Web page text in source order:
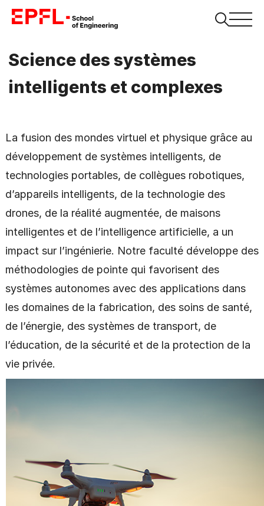
Science des systèmes
intelligents et complexes
La fusion des mondes virtuel et physique grâce au
développement de systèmes intelligents, de
technologies portables, de collègues robotiques,
d’appareils intelligents, de la technologie des
drones, de la réalité augmentée, de maisons
intelligentes et de l’intelligence artificielle, a un
impact sur l’ingénierie. Notre faculté développe des
méthodologies de pointe qui favorisent des
systèmes autonomes avec des applications dans
les domaines de la fabrication, des soins de santé,
de l’énergie, des systèmes de transport, de
l’éducation, de la sécurité et de la protection de la
vie privée.